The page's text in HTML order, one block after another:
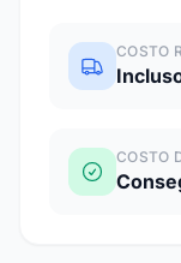
COSTO
COSTO